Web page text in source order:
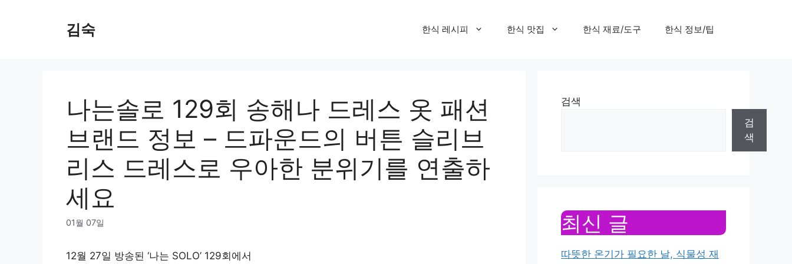
김숙 한식 레시피 한식 맛집 한식 재료/도구 한식 정보/팁
나는솔로 129회 송해나 드레스 옷 패션
브랜드 정보 – 드파운드의 버튼 슬리브
리스 드레스로 우아한 분위기를 연출하
세요
01월 07일
12월 27일 방송된 ‘나는 SOLO’ 129회에서
검색
검
색
최신 글
따뜻한 온기가 필요한 날, 식물성 재